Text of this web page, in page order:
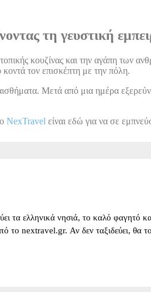
τη γευστική
κουζίνας και την αγάπη των
κοντά τον επισκέπτη με την πόλη.
Μετά από μια ημέρα
NexTravel είναι εδώ για να σε
τα ελληνικά νησιά, το καλό φαγητό
το nextravel.gr. Αν δεν ταξιδεύει,